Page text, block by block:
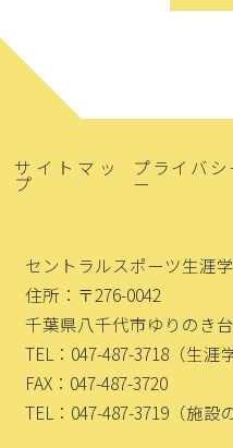
サイトマッ
プ
プライバ
ー
セントラルスポーツ生涯
住所：〒276-0042
千葉県八千代市ゆりのき
TEL：047-487-3718 （生
FAX：047-487-3720
TEL：047-487-3719 （施